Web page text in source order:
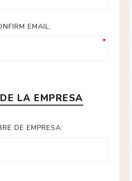
EMAIL:
LA EMPRESA
DE EMPRESA: